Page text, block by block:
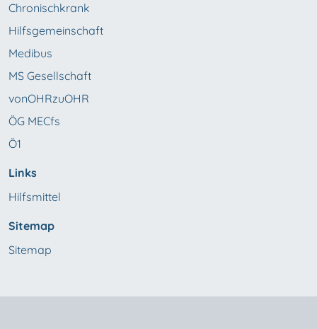
Chronischkrank
Hilfsgemeinschaft
Medibus
MS Gesellschaft
vonOHRzuOHR
ÖG MECfs
Ö1
Links
Hilfsmittel
Sitemap
Sitemap